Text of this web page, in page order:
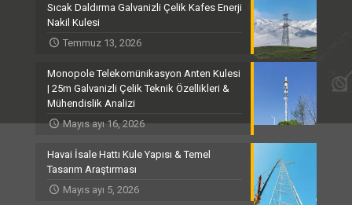
Sıcak Daldırma Galvanizli Çelik Kafes Enerji
Nakil Kulesi
Temmuz 13, 2026
Monopole Telekomünikasyon Anten Kulesi
| 25m Galvanizli Çelik Teknik Özellikleri &
Mühendislik Analizi
Mayıs ayı 16, 2026
Havai İsale Hattı Kule Yapısı & Temel
Tasarım Araştırması
Mayıs ayı 5, 2026